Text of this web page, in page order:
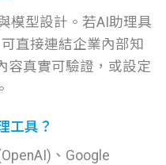
模型設計。若AI助理具
直接連結企業內部知
容真實可驗證，或設定
工具？
、Google